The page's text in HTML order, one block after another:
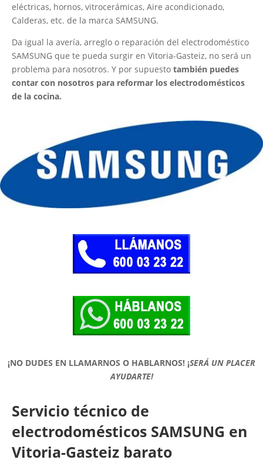
eléctricas, hornos, vitrocerámicas, Aire acondicionado,
Calderas, etc. de la marca SAMSUNG.
Da igual la avería, arreglo o reparación del electrodoméstico
SAMSUNG que te pueda surgir en Vitoria-Gasteiz, no será un
problema para nosotros. Y por supuesto también puedes
contar con nosotros para reformar los electrodomésticos
de la cocina.
¡NO DUDES EN LLAMARNOS O HABLARNOS! ¡SERÁ UN PLACER
AYUDARTE!
Servicio técnico de
electrodomésticos SAMSUNG en
Vitoria-Gasteiz barato